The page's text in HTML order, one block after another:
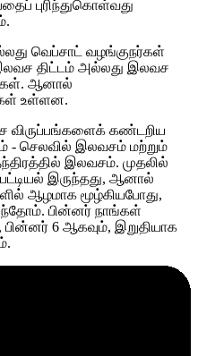
புரிந்துகொள்வது
வெப்சாட் வழங்குநர்கள்
திட்டம் அல்லது இலவச
ஆனால்
உள்ளன.
கண்டறிய
- செலவில் இலவசம் மற்றும்
இலவசம். முதலில்
இருந்தது, ஆனால்
ஆழமாக மூழ்கியபோது,
பின்னர் நாங்கள்
பின்னர் 6 ஆகவும், இறுதியாக